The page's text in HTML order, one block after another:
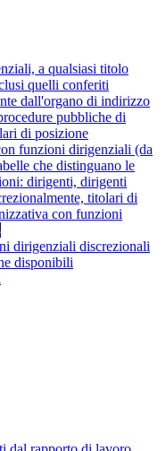
a qualsiasi titolo
quelli conferiti
dall'organo di indirizzo
pubbliche di
di posizione
funzioni dirigenziali (da
che distinguano le
dirigenti, dirigenti
titolari di
con funzioni
dirigenziali discrezionali
disponibili